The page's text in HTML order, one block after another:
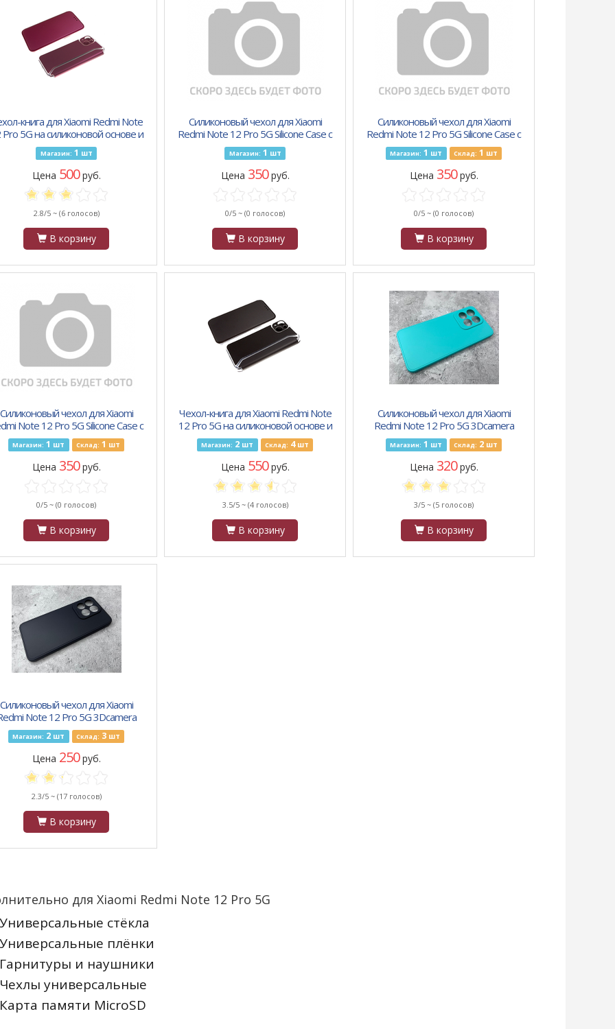
книга для Xiaomi Redmi Note
Pro 5G на силиконовой основе и
Book, с защитой, бордова
Магазин: 1 шт
Цена 500руб.
2.8/5 ~ (6 голосов)
В корзину
Силиконовый чехол для Xiaomi
Redmi Note 12 Pro 5G Silicone Case с
бархатом внутри, без лого, фиолето
Магазин: 1 шт
Цена 350руб.
0/5 ~ (0 голосов)
В корзину
Силиконовый чехол для Xiaomi
Redmi Note 12 Pro 5G Silicone Case с
бархатом внутри, без лого, темно-с
Магазин: 1 шт Склад: 1 шт
Цена 350руб.
0/5 ~ (0 голосов)
В корзину
Силиконовый чехол для Xiaomi
Note 12 Pro 5G Silicone Case с
внутри, без лого, красный
Магазин: 1 шт Склад: 1 шт
Цена 350руб.
0/5 ~ (0 голосов)
В корзину
Чехол-книга для Xiaomi Redmi Note
12 Pro 5G на силиконовой основе и
магните Book, с защитой, черная
Магазин: 2 шт Склад: 4шт
Цена 550руб.
3.5/5 ~ (4 голосов)
В корзину
Силиконовый чехол для Xiaomi
Redmi Note 12 Pro 5G 3Dcamera
матовый с защитой, морской
зеленый
Магазин: 1 шт Склад: 2шт
Цена 320руб.
3/5 ~ (5 голосов)
В корзину
Силиконовый чехол для Xiaomi
Note 12 Pro 5G 3Dcamera
с защитой камеры, черный
Магазин: 2 шт Склад: 3шт
Цена 250руб.
2.3/5 ~ (17 голосов)
В корзину
для Xiaomi Redmi Note 12 Pro 5G
Универсальные стёкла
Универсальные плёнки
Гарнитуры и наушники
Чехлы универсальные
Карта памяти MicroSD